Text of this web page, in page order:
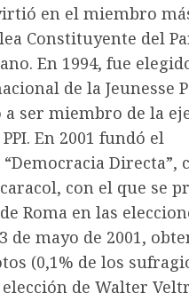
en el miembro
Constituyente del
En 1994, fue
de la Jeunesse
a ser miembro de la
En 2001 fundó el
Directa”,
con el que se
Roma en las
de mayo de 2001,
(0,1% de los
de Walter